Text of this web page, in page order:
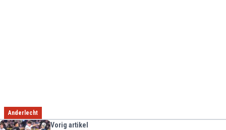
Anderlecht
Vorig artikel